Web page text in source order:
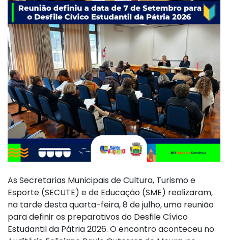
As Secretarias Municipais de Cultura, Turismo e
Esporte (SECUTE) e de Educação (SME) realizaram,
na tarde desta quarta-feira, 8 de julho, uma reunião
para definir os preparativos do Desfile Cívico
Estudantil da Pátria 2026. O encontro aconteceu no